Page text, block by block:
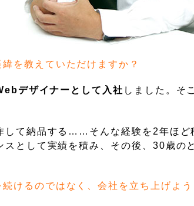
を教えていただけますか？
デザイナーとして入社 しました。そ
して納品する……そんな経験を2年ほど
スとして実績を積み、その後、30歳の
けるのではなく、会社を立ち上げよ